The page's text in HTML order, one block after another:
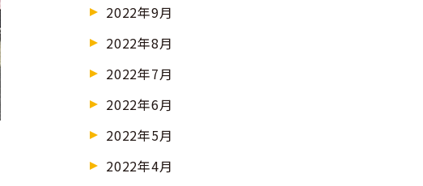
2022年9月
2022年8月
2022年7月
2022年6月
2022年5月
2022年4月